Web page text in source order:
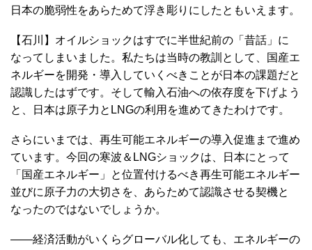
日本の脆弱性をあらためて浮き彫りにしたともいえます。
【石川】オイルショックはすでに半世紀前の「昔話」に
なってしまいました。私たちは当時の教訓として、国産エ
ネルギーを開発・導入していくべきことが日本の課題だと
認識したはずです。そして輸入石油への依存度を下げよう
と、日本は原子力とLNGの利用を進めてきたわけです。
さらにいまでは、再生可能エネルギーの導入促進まで進め
ています。今回の寒波＆LNGショックは、日本にとって
「国産エネルギー」と位置付けるべき再生可能エネルギー
並びに原子力の大切さを、あらためて認識させる契機と
なったのではないでしょうか。
――経済活動がいくらグローバル化しても、エネルギーの